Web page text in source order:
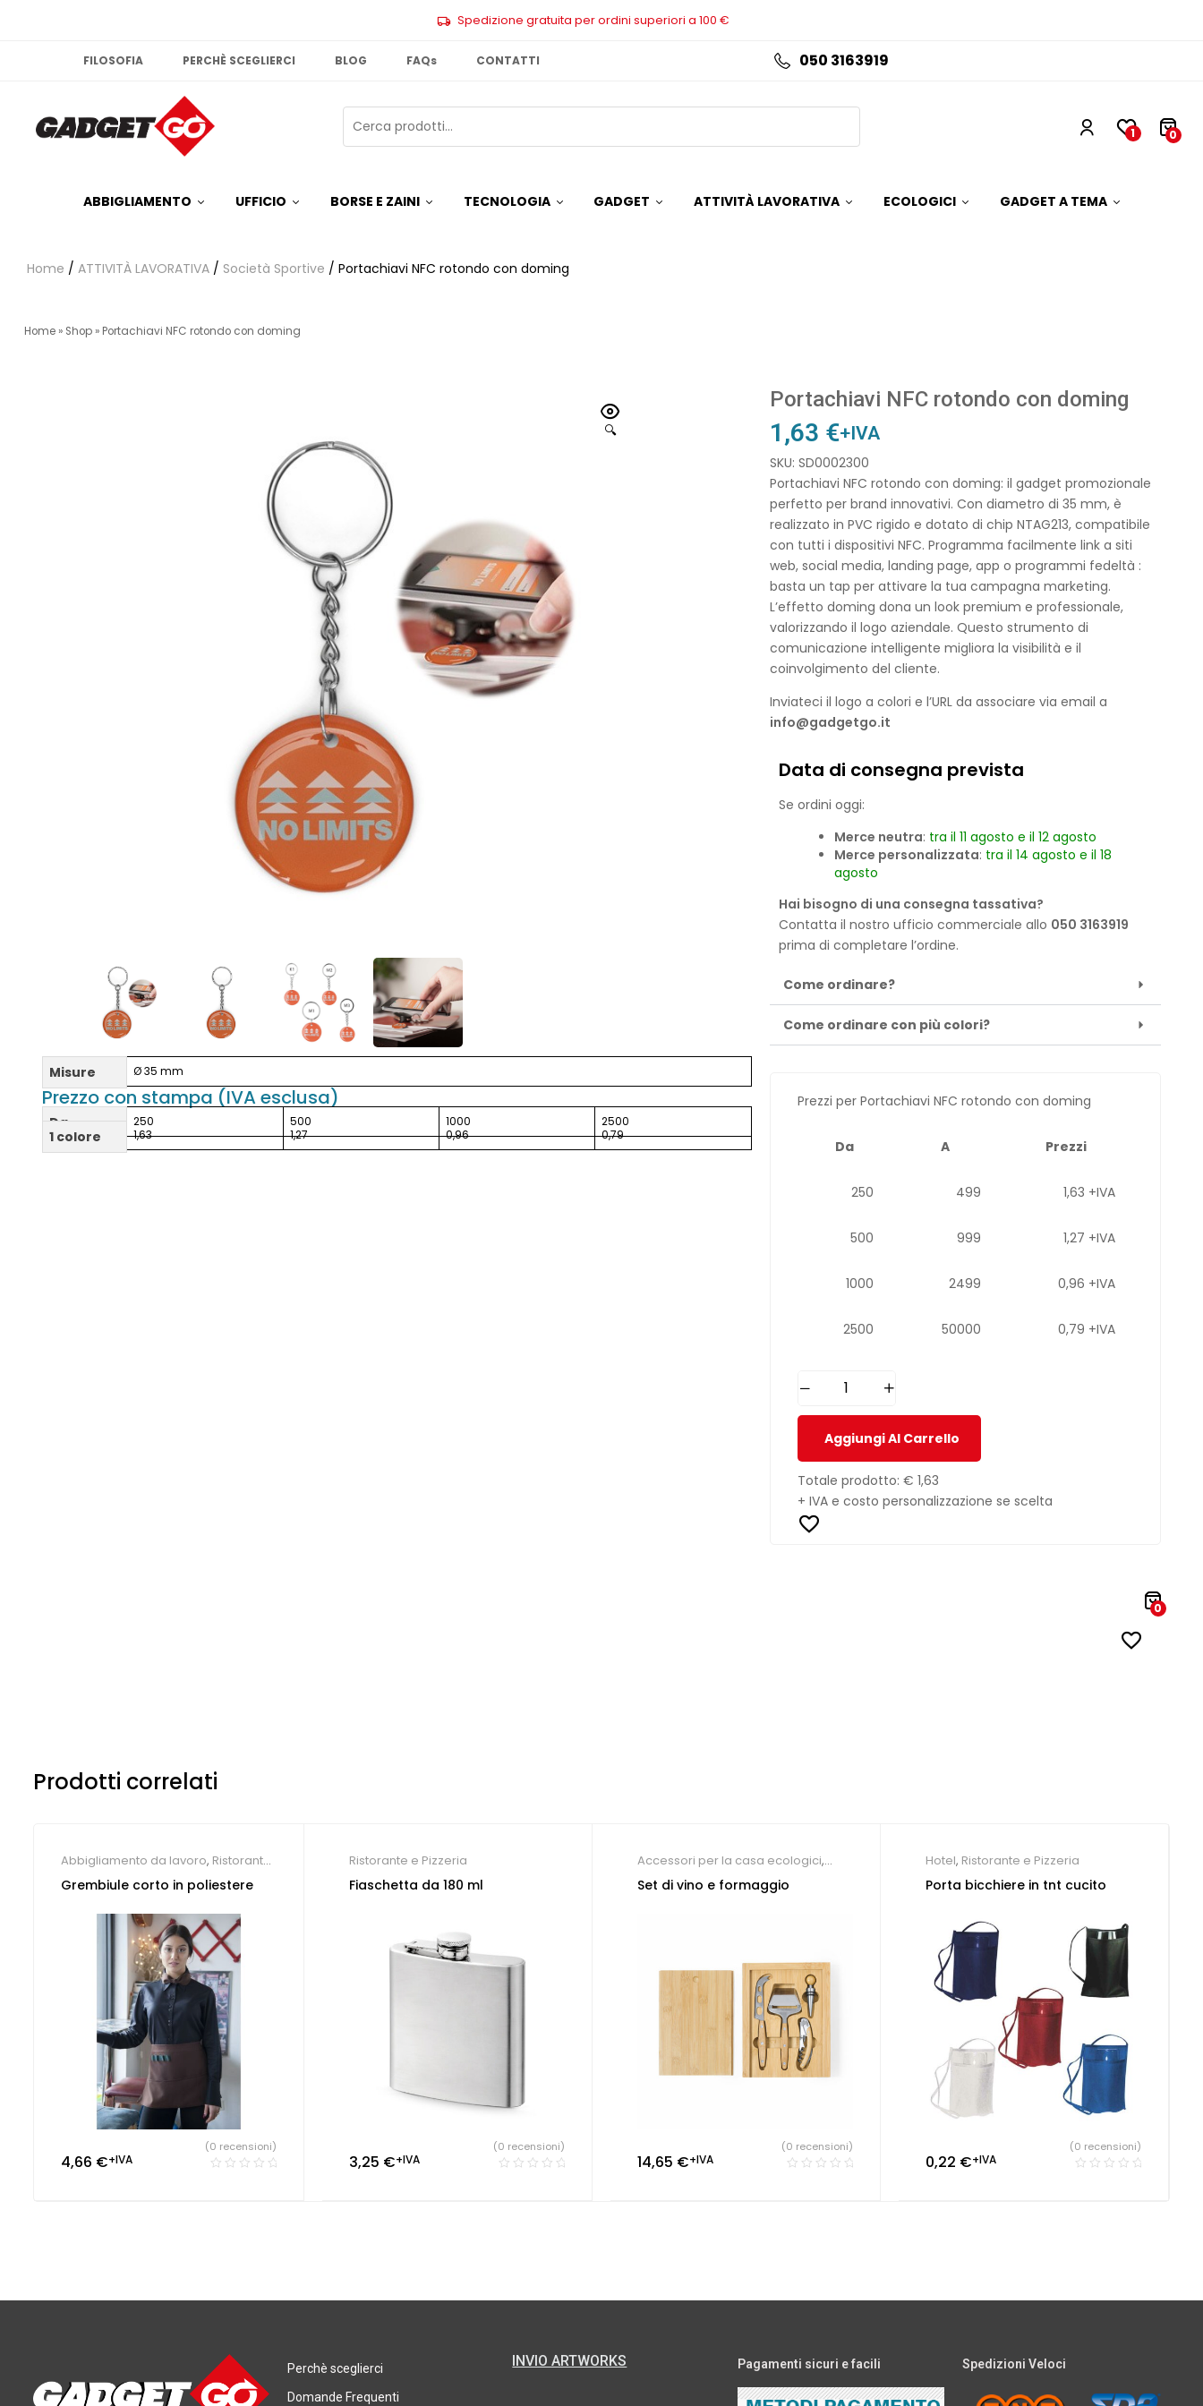
Spedizione gratuita per ordini superiori a 100 €
FILOSOFIA PERCHÈ SCEGLIERCI BLOG FAQs CONTATTI 050 3163919
1 0
ABBIGLIAMENTO UFFICIO BORSE E ZAINI TECNOLOGIA GADGET ATTIVITÀ LAVORATIVA ECOLOGICI GADGET A TEMA
Home / ATTIVITÀ LAVORATIVA / Società Sportive / Portachiavi NFC rotondo con doming
Home » Shop » Portachiavi NFC rotondo con doming
🔍
Misure Ø 35 mm
Prezzo con stampa (IVA esclusa)
Da 250 500 1000 2500
1 colore 1,63 1,27 0,96 0,79
Portachiavi NFC rotondo con doming
1,63 €+IVA
SKU: SD0002300
Portachiavi NFC rotondo con doming: il gadget promozionale
perfetto per brand innovativi. Con diametro di 35 mm, è
realizzato in PVC rigido e dotato di chip NTAG213, compatibile
con tutti i dispositivi NFC. Programma facilmente link a siti
web, social media, landing page, app o programmi fedeltà :
basta un tap per attivare la tua campagna marketing.
L’effetto doming dona un look premium e professionale,
valorizzando il logo aziendale. Questo strumento di
comunicazione intelligente migliora la visibilità e il
coinvolgimento del cliente.
Inviateci il logo a colori e l’URL da associare via email a
info@gadgetgo.it
Data di consegna prevista
Se ordini oggi:
Merce neutra: tra il 11 agosto e il 12 agosto
Merce personalizzata: tra il 14 agosto e il 18
agosto
Hai bisogno di una consegna tassativa?
Contatta il nostro ufficio commerciale allo 050 3163919
prima di completare l’ordine.
Come ordinare?
Come ordinare con più colori?
Prezzi per Portachiavi NFC rotondo con doming
Da A Prezzi
250 499 1,63 +IVA
500 999 1,27 +IVA
1000 2499 0,96 +IVA
2500 50000 0,79 +IVA
Aggiungi Al Carrello
Totale prodotto: € 1,63
+ IVA e costo personalizzazione se scelta
0
Prodotti correlati
Abbigliamento da lavoro, Ristorante
e Pizzeria
Grembiule corto in poliestere
4,66 €+IVA
(0 recensioni)
Ristorante e Pizzeria
Fiaschetta da 180 ml
3,25 €+IVA
(0 recensioni)
Accessori per la casa ecologici,
Ristorante e Pizzeria
Set di vino e formaggio
14,65 €+IVA
(0 recensioni)
Hotel, Ristorante e Pizzeria
Porta bicchiere in tnt cucito
0,22 €+IVA
(0 recensioni)
Perchè sceglierci
Domande Frequenti
INVIO ARTWORKS Pagamenti sicuri e facili Spedizioni Veloci